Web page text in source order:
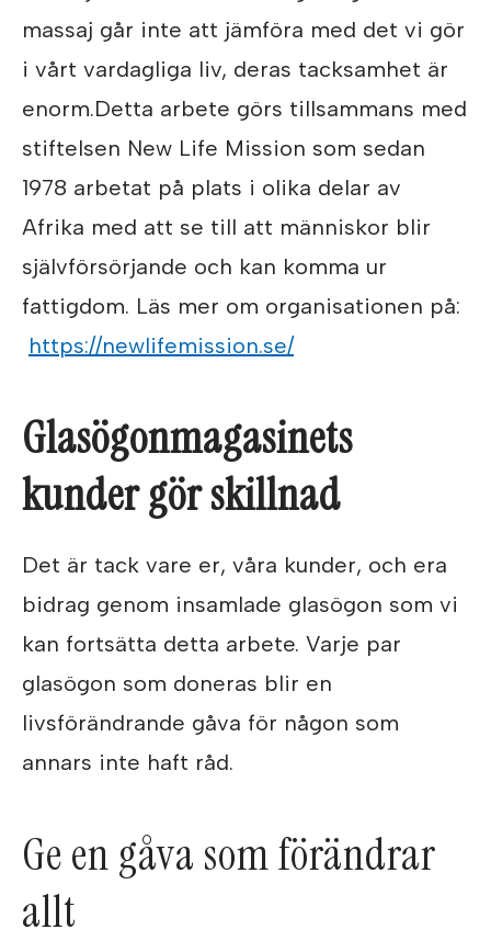
massaj går inte att jämföra med det vi gör
i vårt vardagliga liv, deras tacksamhet är
enorm.Detta arbete görs tillsammans med
stiftelsen New Life Mission som sedan
1978 arbetat på plats i olika delar av
Afrika med att se till att människor blir
självförsörjande och kan komma ur
fattigdom. Läs mer om organisationen på:
https://newlifemission.se/
Glasögonmagasinets
kunder gör skillnad
Det är tack vare er, våra kunder, och era
bidrag genom insamlade glasögon som vi
kan fortsätta detta arbete. Varje par
glasögon som doneras blir en
livsförändrande gåva för någon som
annars inte haft råd.
Ge en gåva som förändrar
allt